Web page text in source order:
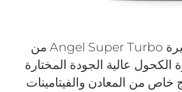
يتم تصنيع خميرة Angel Super Turbo من
الكحول عالية الجودة المختارة
من المعادن والفيتامينات